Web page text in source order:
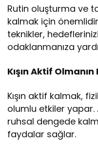
Rutin oluşturma ve
kalmak için
teknikler,
odaklanmanıza
Kışın Aktif
Kışın aktif kalmak,
olumlu etkiler yapar.
ruhsal dengede
faydalar sağlar.